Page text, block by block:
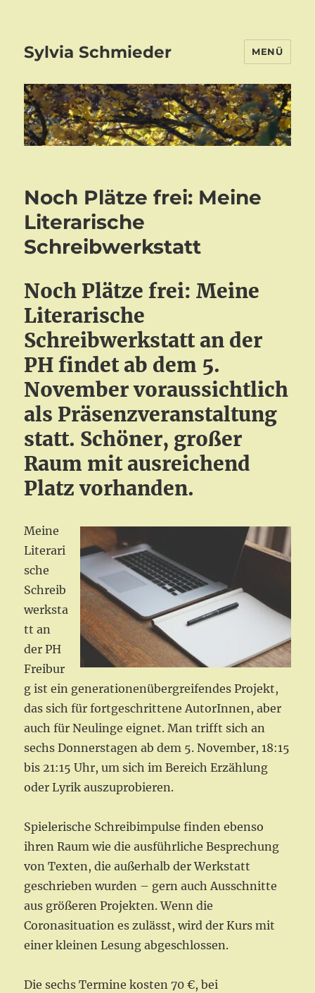
Sylvia Schmieder MENÜ
Noch Plätze frei: Meine
Literarische
Schreibwerkstatt
Noch Plätze frei: Meine
Literarische
Schreibwerkstatt an der
PH findet ab dem 5.
November voraussichtlich
als Präsenzveranstaltung
statt. Schöner, großer
Raum mit ausreichend
Platz vorhanden.
Meine
Literari
sche
Schreib
werksta
tt an
der PH
Freibur
g ist ein generationenübergreifendes Projekt,
das sich für fortgeschrittene AutorInnen, aber
auch für Neulinge eignet. Man trifft sich an
sechs Donnerstagen ab dem 5. November, 18:15
bis 21:15 Uhr, um sich im Bereich Erzählung
oder Lyrik auszuprobieren.
Spielerische Schreibimpulse finden ebenso
ihren Raum wie die ausführliche Besprechung
von Texten, die außerhalb der Werkstatt
geschrieben wurden – gern auch Ausschnitte
aus größeren Projekten. Wenn die
Coronasituation es zulässt, wird der Kurs mit
einer kleinen Lesung abgeschlossen.
Die sechs Termine kosten 70 €, bei